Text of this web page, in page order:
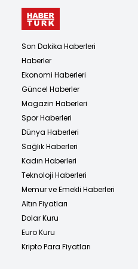
Son Dakika Haberleri
Haberler
Ekonomi Haberleri
Güncel Haberler
Magazin Haberleri
Spor Haberleri
Dünya Haberleri
Sağlık Haberleri
Kadın Haberleri
Teknoloji Haberleri
Memur ve Emekli Haberleri
Altın Fiyatları
Dolar Kuru
Euro Kuru
Kripto Para Fiyatları